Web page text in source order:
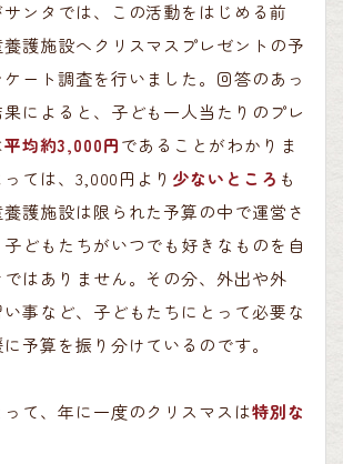
ンタでは、この活動をはじめる前
護施設へクリスマスプレゼントの予
ート調査を行いました。回答のあっ
によると、子ども一人当たりのプレ
平均約3,000円であることがわかりま
ては、3,000円より 少ないところ も
護施設は限られた予算の中で運営さ
どもたちがいつでも好きなものを自
はありません。その分、外出や外
事など、子どもたちにとって必要な
予算を振り分けているのです。
て、年に一度のクリスマスは特別な